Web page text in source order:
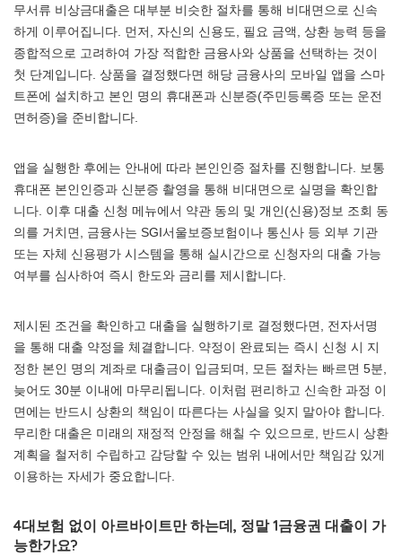
무서류 비상금대출은 대부분 비슷한 절차를 통해 비대면으로 신속
하게 이루어집니다. 먼저, 자신의 신용도, 필요 금액, 상환 능력 등을
종합적으로 고려하여 가장 적합한 금융사와 상품을 선택하는 것이
첫 단계입니다. 상품을 결정했다면 해당 금융사의 모바일 앱을 스마
트폰에 설치하고 본인 명의 휴대폰과 신분증(주민등록증 또는 운전
면허증)을 준비합니다.
앱을 실행한 후에는 안내에 따라 본인인증 절차를 진행합니다. 보통
휴대폰 본인인증과 신분증 촬영을 통해 비대면으로 실명을 확인합
니다. 이후 대출 신청 메뉴에서 약관 동의 및 개인(신용)정보 조회 동
의를 거치면, 금융사는 SGI서울보증보험이나 통신사 등 외부 기관
또는 자체 신용평가 시스템을 통해 실시간으로 신청자의 대출 가능
여부를 심사하여 즉시 한도와 금리를 제시합니다.
제시된 조건을 확인하고 대출을 실행하기로 결정했다면, 전자서명
을 통해 대출 약정을 체결합니다. 약정이 완료되는 즉시 신청 시 지
정한 본인 명의 계좌로 대출금이 입금되며, 모든 절차는 빠르면 5분,
늦어도 30분 이내에 마무리됩니다. 이처럼 편리하고 신속한 과정 이
면에는 반드시 상환의 책임이 따른다는 사실을 잊지 말아야 합니다.
무리한 대출은 미래의 재정적 안정을 해칠 수 있으므로, 반드시 상환
계획을 철저히 수립하고 감당할 수 있는 범위 내에서만 책임감 있게
이용하는 자세가 중요합니다.
4대보험 없이 아르바이트만 하는데, 정말 1금융권 대출이 가
능한가요?